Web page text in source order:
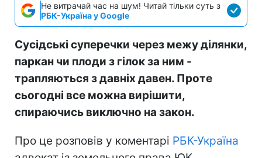
Не витрачай час на шум! Читай тільки суть з
РБК-Україна у Google
Сусідські суперечки через межу ділянки,
паркан чи плоди з гілок за ним -
трапляються з давніх давен. Проте
сьогодні все можна вирішити,
спираючись виключно на закон.
Про це розповів у коментарі РБК-Україна